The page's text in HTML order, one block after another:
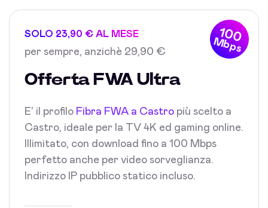
100
Mbps
SOLO 23,90 € AL MESE
per sempre, anzichè 29,90 €
Offerta FWA Ultra
E' il profilo Fibra FWA a Castro più scelto a
Castro, ideale per la TV 4K ed gaming online.
Illimitato, con download fino a 100 Mbps
perfetto anche per video sorveglianza.
Indirizzo IP pubblico statico incluso.